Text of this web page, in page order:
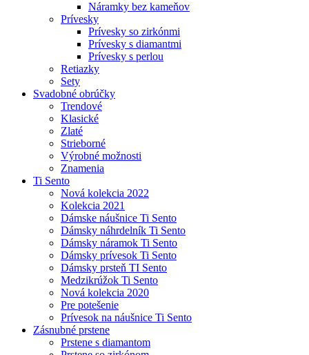
Náramky bez kameňov
Prívesky
Prívesky so zirkónmi
Prívesky s diamantmi
Prívesky s perlou
Retiazky
Sety
Svadobné obrúčky
Trendové
Klasické
Zlaté
Strieborné
Výrobné možnosti
Znamenia
Ti Sento
Nová kolekcia 2022
Kolekcia 2021
Dámske náušnice Ti Sento
Dámsky náhrdelník Ti Sento
Dámsky náramok Ti Sento
Dámsky prívesok Ti Sento
Dámsky prsteň TI Sento
Medzikrúžok Ti Sento
Nová kolekcia 2020
Pre potešenie
Prívesok na náušnice Ti Sento
Zásnubné prstene
Prstene s diamantom